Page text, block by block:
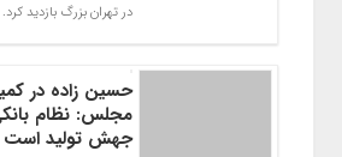
در تهران بزرگ بازدید کرد.
حسین زاده در
مجلس: نظام
جهش تولید است